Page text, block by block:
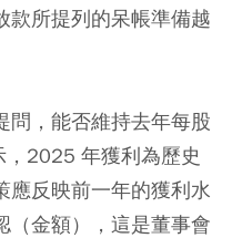
款所提列的呆帳準備越
問，能否維持去年每股
2025 年獲利為歷史
應反映前一年的獲利水
（金額），這是董事會